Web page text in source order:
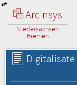
Arcinsys
Niedersachsen
Bremen
Digitalisate